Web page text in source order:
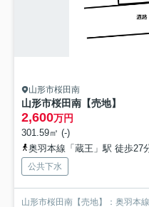
山形市桜田南
山形市桜田南【売地】
2,600万円
301.59㎡ (-)
奥羽本線「蔵王」駅 徒歩27
公共下水
山形市桜田南【売地】：奥羽本